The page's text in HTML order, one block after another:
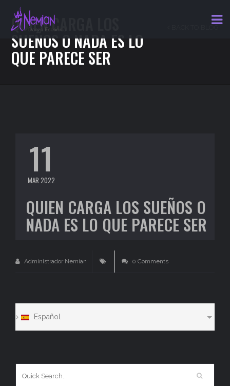
QUIEN CARGA LOS
SUEÑOS O NADA ES LO
QUE PARECE SER
11
MAR 2022
QUIEN CARGA LOS SUEÑOS O
NADA ES LO QUE PARECE SER
Administrador Nemian 0 Comments
Español